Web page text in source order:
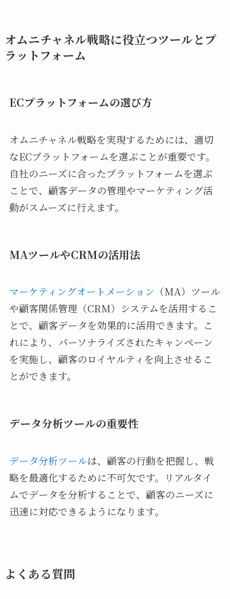
オムニチャネル戦略に役立つツールとプ
ラットフォーム
ECプラットフォームの選び方
オムニチャネル戦略を実現するためには、適切
なECプラットフォームを選ぶことが重要です。
自社のニーズに合ったプラットフォームを選ぶ
ことで、顧客データの管理やマーケティング活
動がスムーズに行えます。
MAツールやCRMの活用法
マーケティングオートメーション （MA）ツール
や顧客関係管理（CRM）システムを活用するこ
とで、顧客データを効果的に活用できます。こ
れにより、パーソナライズされたキャンペーン
を実施し、顧客のロイヤルティを向上させるこ
とができます。
データ分析ツールの重要性
データ分析ツールは、顧客の行動を把握し、戦
略を最適化するために不可欠です。リアルタイ
ムでデータを分析することで、顧客のニーズに
迅速に対応できるようになります。
よくある質問